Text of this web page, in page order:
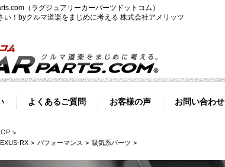
（ラグジュアリーカーパーツドットコム）
！byクルマ道楽をまじめに考える 株式会社アメリッツ
よくあるご質問 お客様の声 お問い合わせ
RX
パフォーマンス 吸気系パーツ